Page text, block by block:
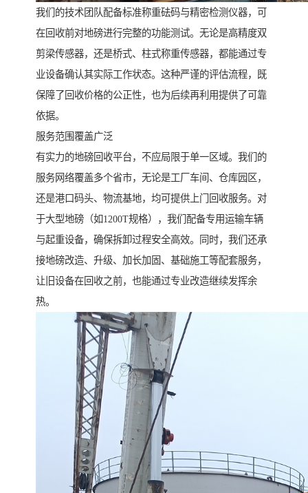
我们的技术团队配备标准称重砝码与精密检测仪器，可
在回收前对地磅进行完整的功能测试。无论是高精度双
剪梁传感器，还是桥式、柱式称重传感器，都能通过专
业设备确认其实际工作状态。这种严谨的评估流程，既
保障了回收价格的公正性，也为后续再利用提供了可靠
依据。
服务范围覆盖广泛
有实力的地磅回收平台，不应局限于单一区域。我们的
服务网络覆盖多个省市，无论是工厂车间、仓库园区，
还是港口码头、物流基地，均可提供上门回收服务。对
于大型地磅（如1200T规格），我们配备专用运输车辆
与起重设备，确保拆卸过程安全高效。同时，我们还承
接地磅改造、升级、加长加固、基础施工等配套服务，
让旧设备在回收之前，也能通过专业改造继续发挥余
热。